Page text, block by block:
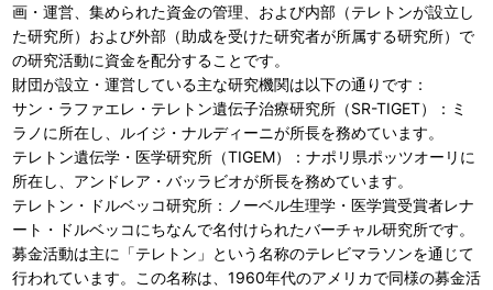
画・運営、集められた資金の管理、および内部（テレトンが設立し
た研究所）および外部（助成を受けた研究者が所属する研究所）で
の研究活動に資金を配分することです。
財団が設立・運営している主な研究機関は以下の通りです：
サン・ラファエレ・テレトン遺伝子治療研究所（SR-TIGET）：ミ
ラノに所在し、ルイジ・ナルディーニが所長を務めています。
テレトン遺伝学・医学研究所（TIGEM）：ナポリ県ポッツオーリに
所在し、アンドレア・バッラビオが所長を務めています。
テレトン・ドルベッコ研究所：ノーベル生理学・医学賞受賞者レナ
ート・ドルベッコにちなんで名付けられたバーチャル研究所です。
募金活動は主に「テレトン」という名称のテレビマラソンを通じて
行われています。この名称は、1960年代のアメリカで同様の募金活